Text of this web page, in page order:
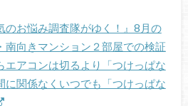
お悩み調査隊がゆく！』8月の
南向きマンション２部屋での検証
エアコンは切るより「つけっぱな
に関係なくいつでも「つけっぱな